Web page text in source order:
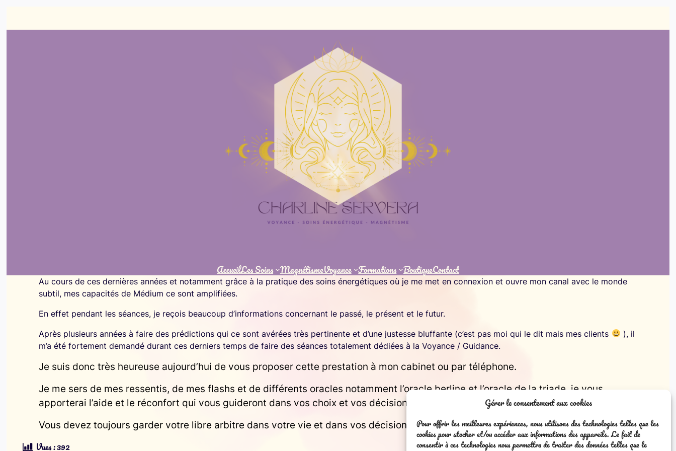
Gérer le consentement aux cookies
Pour offrir les meilleures expériences, nous utilisons des technologies telles que les
cookies pour stocker et/ou accéder aux informations des appareils. Le fait de
consentir à ces technologies nous permettra de traiter des données telles que le
AccueilLes Soins MagnétismeVoyance Formations BoutiqueContact
Au cours de ces dernières années et notamment grâce à la pratique des soins énergétiques où je me met en connexion et ouvre mon canal avec le monde
subtil, mes capacités de Médium ce sont amplifiées.
En effet pendant les séances, je reçois beaucoup d’informations concernant le passé, le présent et le futur.
Après plusieurs années à faire des prédictions qui ce sont avérées très pertinente et d’une justesse bluffante (c’est pas moi qui le dit mais mes clients
), il
m’a été fortement demandé durant ces derniers temps de faire des séances totalement dédiées à la Voyance / Guidance.
Je suis donc très heureuse aujourd’hui de vous proposer cette prestation à mon cabinet ou par téléphone.
Je me sers de mes ressentis, de mes flashs et de différents oracles notamment l’oracle berline et l’oracle de la triade, je vous
apporterai l’aide et le réconfort qui vous guideront dans vos choix et vos décisions.
Vous devez toujours garder votre libre arbitre dans votre vie et dans vos décisions.
Vues :392